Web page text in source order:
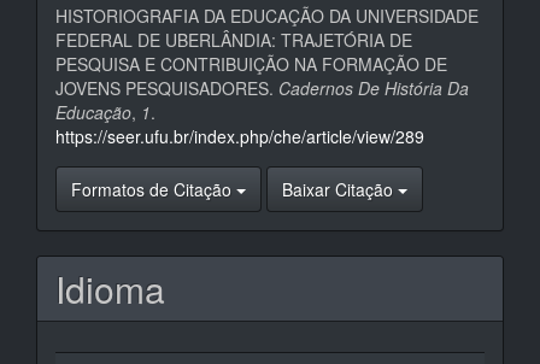
HISTORIOGRAFIA DA EDUCAÇÃO DA UNIVERSIDADE
FEDERAL DE UBERLÂNDIA: TRAJETÓRIA DE
PESQUISA E CONTRIBUIÇÃO NA FORMAÇÃO DE
JOVENS PESQUISADORES. Cadernos De História Da
Educação, 1.
https://seer.ufu.br/index.php/che/article/view/289
Formatos de Citação Baixar Citação
Idioma